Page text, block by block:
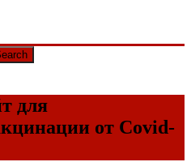
для
от Covid-